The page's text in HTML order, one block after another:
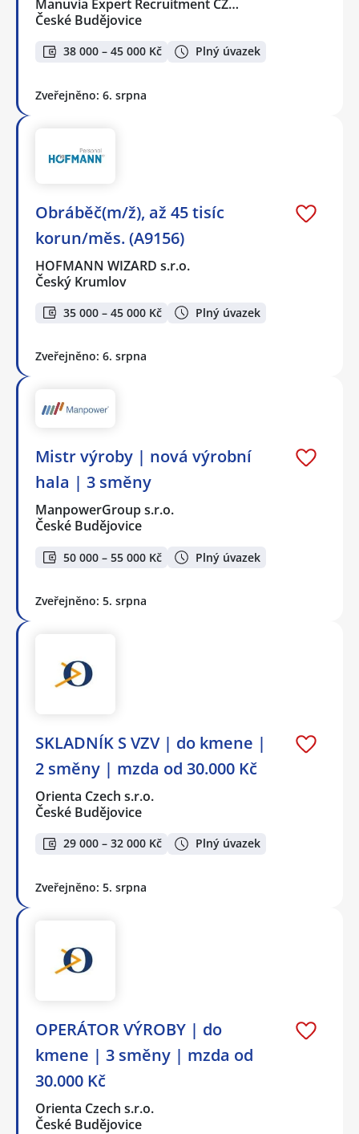
Manuvia Expert Recruitment CZ…
České Budějovice
38 000 – 45 000 Kč Plný úvazek
Zveřejněno: 6. srpna
Obráběč(m/ž), až 45 tisíc
korun/měs. (A9156)
HOFMANN WIZARD s.r.o.
Český Krumlov
35 000 – 45 000 Kč Plný úvazek
Zveřejněno: 6. srpna
Mistr výroby | nová výrobní
hala | 3 směny
ManpowerGroup s.r.o.
České Budějovice
50 000 – 55 000 Kč Plný úvazek
Zveřejněno: 5. srpna
SKLADNÍK S VZV | do kmene |
2 směny | mzda od 30.000 Kč
Orienta Czech s.r.o.
České Budějovice
29 000 – 32 000 Kč Plný úvazek
Zveřejněno: 5. srpna
OPERÁTOR VÝROBY | do
kmene | 3 směny | mzda od
30.000 Kč
Orienta Czech s.r.o.
České Budějovice